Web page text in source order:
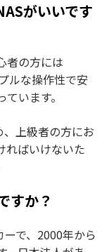
がいいです
者の方には
ルな操作性で安
います。
上級者の方にお
ればいけないた
すか？
で、2000年から